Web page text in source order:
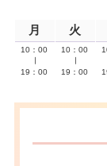
月 火
10：00
19：00
10：00
19：00